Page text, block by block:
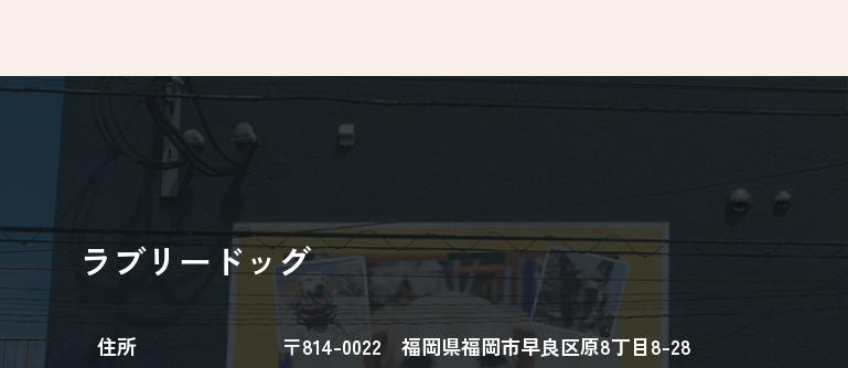
ラブリードッグ
住所 〒814-0022福岡県福岡市早良区原8丁目8-28